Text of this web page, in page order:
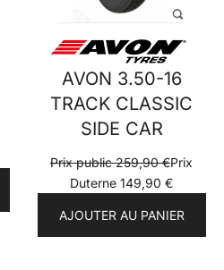
AVON 3.50-16
TRACK CLASSIC
SIDE CAR
Prix public259,90€Prix
Duterne 149,90 €
AJOUTER AU PANIER